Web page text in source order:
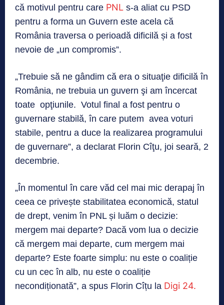
că motivul pentru care PNL s-a aliat cu PSD
pentru a forma un Guvern este acela că
România traversa o perioadă dificilă și a fost
nevoie de „un compromis”.
„Trebuie să ne gândim că era o situaţie dificilă în
România, ne trebuia un guvern şi am încercat
toate opţiunile. Votul final a fost pentru o
guvernare stabilă, în care putem avea voturi
stabile, pentru a duce la realizarea programului
de guvernare”, a declarat Florin Cîţu, joi seară, 2
decembrie.
„În momentul în care văd cel mai mic derapaj în
ceea ce privește stabilitatea economică, statul
de drept, venim în PNL și luăm o decizie:
mergem mai departe? Dacă vom lua o decizie
că mergem mai departe, cum mergem mai
departe? Este foarte simplu: nu este o coaliție
cu un cec în alb, nu este o coaliție
necondiționată”, a spus Florin Cîțu la Digi 24.